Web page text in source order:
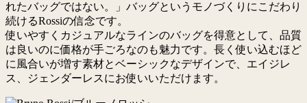
れたバッグではない。」バッグというモノづくりにこだわり
続けるRossiの信念です。
使いやすくカジュアルなラインのバッグを得意として、品質
は良いのに価格が手ごろなのも魅力です。長く使い込むほど
に風合いが増す素材とベーシックなデザインで、エイジレ
ス、ジェンダーレスにお使いいただけます。